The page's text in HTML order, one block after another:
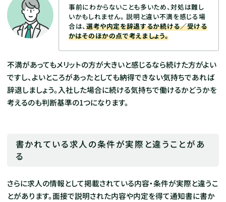
事前にわからないことも多いため、対処は難し
いかもしれません。 説明と違い不満を感じる場
合は、選考や内定を辞退するか続ける／受ける
かはそのほかの点で考えましょう。
不満があってもメリットの方が大きいと感じるなら続けた方がよい
ですし、よいところがあったとしても納得できない気持ちであれば
辞退しましょう。入社した場合に続ける気持ちで働けるかどうかを
考えるのも判断基準の1つになります。
書かれている求人の条件が実際と違うことがあ
る
さらに求人の情報として掲載されている内容・条件が実際と違うこ
とがあります。面接で説明された内容や内定を得て通知書に書か